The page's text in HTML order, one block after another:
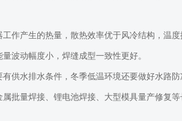
作产生的热量，散热效率优于风冷结构，温
波动幅度小，焊缝成型一致性更好。
供水排水条件，冬季低温环境还要做好水路
批量焊接、锂电池焊接、大型模具量产修复等